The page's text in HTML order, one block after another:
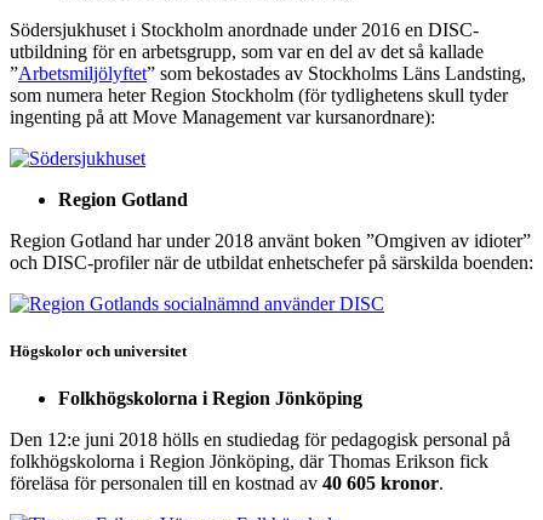
Södersjukhuset i Stockholm anordnade under 2016 en DISC-
utbildning för en arbetsgrupp, som var en del av det så kallade
”Arbetsmiljölyftet” som bekostades av Stockholms Läns Landsting,
som numera heter Region Stockholm (för tydlighetens skull tyder
ingenting på att Move Management var kursanordnare):
Region Gotland
Region Gotland har under 2018 använt boken ”Omgiven av idioter”
och DISC-profiler när de utbildat enhetschefer på särskilda boenden:
Högskolor och universitet
Folkhögskolorna i Region Jönköping
Den 12:e juni 2018 hölls en studiedag för pedagogisk personal på
folkhögskolorna i Region Jönköping, där Thomas Erikson fick
föreläsa för personalen till en kostnad av 40 605 kronor.